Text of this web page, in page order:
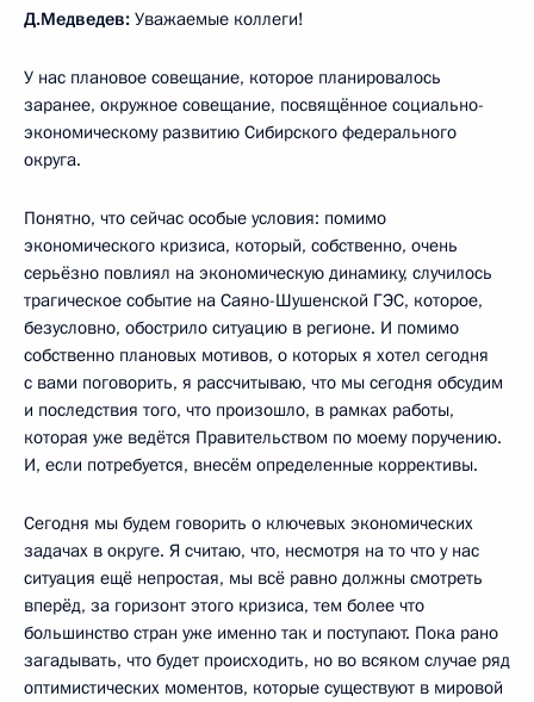
Д.Медведев: Уважаемые коллеги!
У нас плановое совещание, которое планировалось
заранее, окружное совещание, посвящённое социально-
экономическому развитию Сибирского федерального
округа.
Понятно, что сейчас особые условия: помимо
экономического кризиса, который, собственно, очень
серьёзно повлиял на экономическую динамику, случилось
трагическое событие на Саяно-Шушенской ГЭС, которое,
безусловно, обострило ситуацию в регионе. И помимо
собственно плановых мотивов, о которых я хотел сегодня
с вами поговорить, я рассчитываю, что мы сегодня обсудим
и последствия того, что произошло, в рамках работы,
которая уже ведётся Правительством по моему поручению.
И, если потребуется, внесём определенные коррективы.
Сегодня мы будем говорить о ключевых экономических
задачах в округе. Я считаю, что, несмотря на то что у нас
ситуация ещё непростая, мы всё равно должны смотреть
вперёд, за горизонт этого кризиса, тем более что
большинство стран уже именно так и поступают. Пока рано
загадывать, что будет происходить, но во всяком случае ряд
оптимистических моментов, которые существуют в мировой